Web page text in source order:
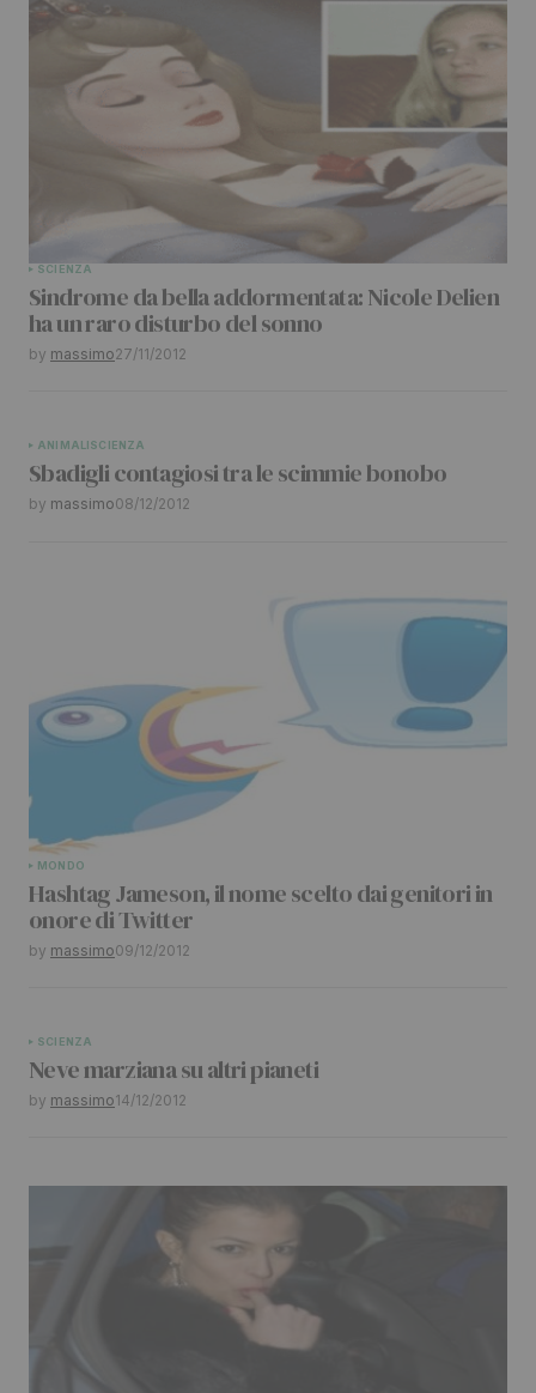
SCIENZA
Sindrome da bella addormentata: Nicole Delien
ha un raro disturbo del sonno
by massimo27/11/2012
ANIMALISCIENZA
Sbadigli contagiosi tra le scimmie bonobo
by massimo08/12/2012
MONDO
Hashtag Jameson, il nome scelto dai genitori in
onore di Twitter
by massimo09/12/2012
SCIENZA
Neve marziana su altri pianeti
by massimo14/12/2012